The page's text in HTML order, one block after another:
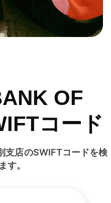
OF
コード
支店のSWIFTコードを検
す。